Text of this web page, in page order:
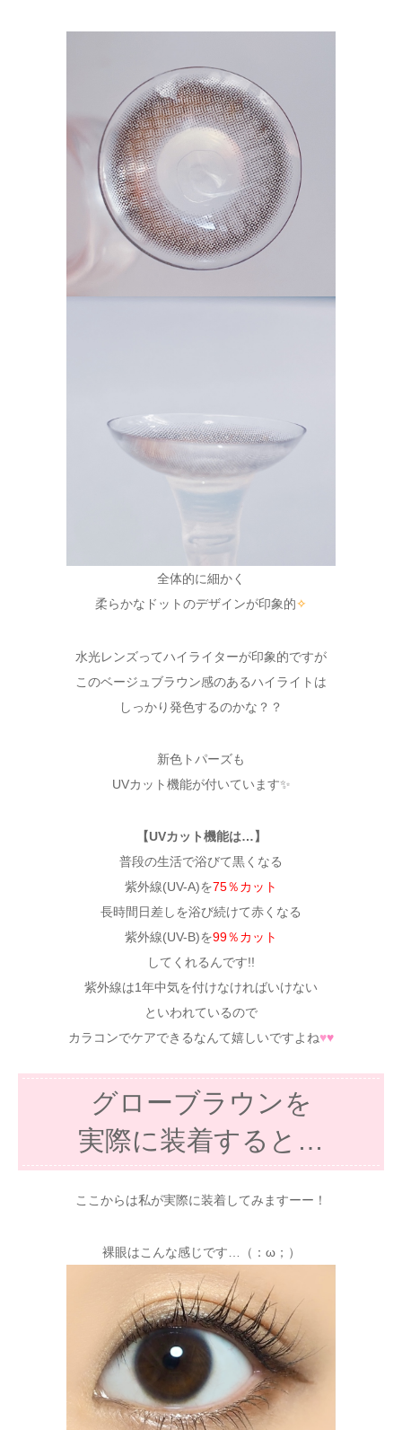
全体的に細かく
柔らかなドットのデザインが印象的✧
水光レンズってハイライターが印象的ですが
このベージュブラウン感のあるハイライトは
しっかり発色するのかな？？
新色トパーズも
UVカット機能が付いています✨
【UVカット機能は…】
普段の生活で浴びて黒くなる
紫外線(UV-A)を75％カット
長時間日差しを浴び続けて赤くなる
紫外線(UV-B)を99％カット
してくれるんです!!
紫外線は1年中気を付けなければいけない
といわれているので
カラコンでケアできるなんて嬉しいですよね♥♥
グローブラウンを
実際に装着すると…
ここからは私が実際に装着してみますーー！
裸眼はこんな感じです…（：ω；）